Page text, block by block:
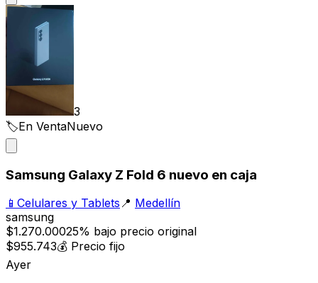
3
🏷️En VentaNuevo
Samsung Galaxy Z Fold 6 nuevo en caja
📱 Celulares y Tablets 📍 Medellín
samsung
$1.270.00025% bajo precio original
$955.743💰 Precio fijo
Ayer